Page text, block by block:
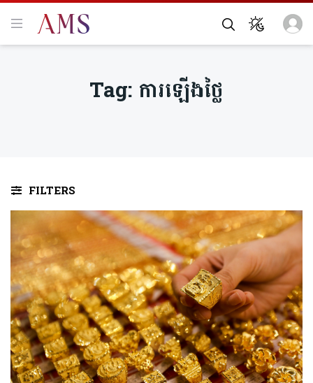
Tag: ការឡើងថ្លៃ
FILTERS